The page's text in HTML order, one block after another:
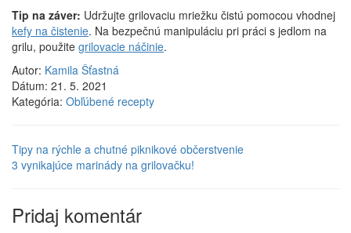
Tip na záver: Udržujte grilovaciu mriežku čistú pomocou vhodnej
kefy na čistenie. Na bezpečnú manipuláciu pri práci s jedlom na
grilu, použite grilovacie náčinie.
Autor: Kamila Šťastná
Dátum: 21. 5. 2021
Kategória: Obľúbené recepty
Tipy na rýchle a chutné piknikové občerstvenie
3 vynikajúce marinády na grilovačku!
Pridaj komentár